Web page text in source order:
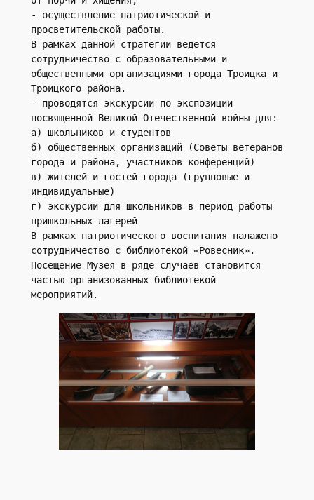
- осуществление патриотической и
просветительской работы.
В рамках данной стратегии ведется
сотрудничество с образовательными и
общественными организациями города Троицка и
Троицкого района.
- проводятся экскурсии по экспозиции
посвященной Великой Отечественной войны для:
а) школьников и студентов
б) общественных организаций (Советы ветеранов
города и района, участников конференций)
в) жителей и гостей города (групповые и
индивидуальные)
г) экскурсии для школьников в период работы
пришкольных лагерей
В рамках патриотического воспитания налажено
сотрудничество с библиотекой «Ровесник».
Посещение Музея в ряде случаев становится
частью организованных библиотекой
мероприятий.